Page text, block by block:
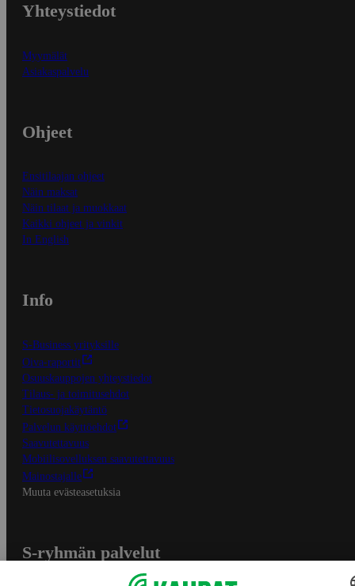
Yhteystiedot
Myymälät
Asiakaspalvelu
Ohjeet
Ensitilaajan ohjeet
Näin maksat
Näin tilaat ja muokkaat
Kaikki ohjeet ja vinkit
In English
Info
S-Business yrityksille
Oiva-raportit
Osuuskauppojen yhteystiedot
Tilaus- ja toimitusehdot
Tietosuojakäytäntö
Palvelun käyttöehdot
Saavutettavuus
Mobiilisovelluksen saavutettavuus
Mainostajalle
Muuta evästeasetuksia
S-ryhmän palvelut